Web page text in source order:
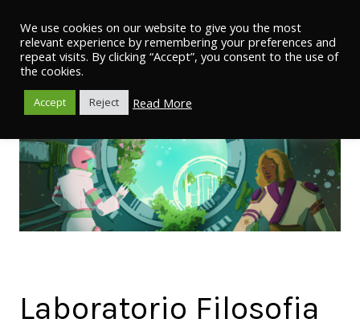
Laboratorio Filosofia
We use cookies on our website to give you the most
relevant experience by remembering your preferences and
repeat visits. By clicking “Accept”, you consent to the use of
the cookies.
Accept Reject Read More